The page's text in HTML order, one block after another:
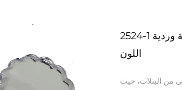
2524-1 علبة بودرة محمولة صغيرة على شكل بتلة وردية
اللون
المستوحى من البتلات، حيث